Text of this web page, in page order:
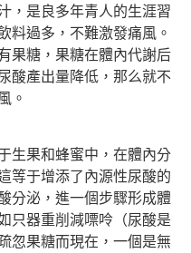
是良多年青人的生涯習
料過多，不難激發痛風。
果糖，果糖在體內代謝后
酸產出量降低，那么就不
。
果和蜂蜜中，在體內分
等于增添了內源性尿酸的
分泌，進一個步驟形成體
只器重削減嘌呤（尿酸是
忽果糖而現在，一個是無